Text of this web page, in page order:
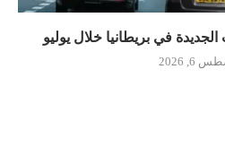
في بريطانيا خلال يوليو
6, 2026